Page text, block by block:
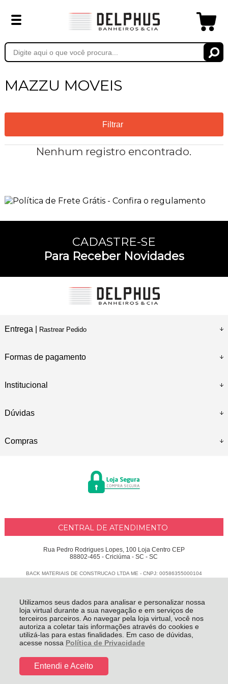
Utilizamos seus dados para analisar e personalizar nossa
loja virtual durante a sua navegação e em serviços de
terceiros parceiros. Ao navegar pela loja virtual, você nos
autoriza a coletar tais informações através do cookies e
utilizá-las para estas finalidades. Em caso de dúvidas,
acesse nossa Política de Privacidade
Entendi e Aceito
MAZZU MOVEIS
Filtrar
Nenhum registro encontrado.
CADASTRE-SE
Para Receber Novidades
Entrega | Rastrear Pedido
Formas de pagamento
Institucional
Dúvidas
Compras
CENTRAL DE ATENDIMENTO
Rua Pedro Rodrigues Lopes, 100 Loja Centro CEP
88802-465 - Criciúma - SC - SC
BACK MATERIAIS DE CONSTRUCAO LTDA ME - CNPJ: 00586355000104